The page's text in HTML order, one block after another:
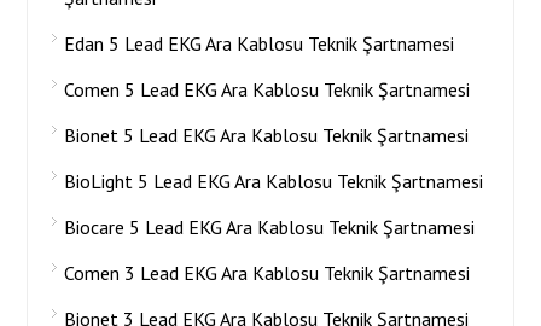
Edan 5 Lead EKG Ara Kablosu Teknik Şartnamesi
Comen 5 Lead EKG Ara Kablosu Teknik Şartnamesi
Bionet 5 Lead EKG Ara Kablosu Teknik Şartnamesi
BioLight 5 Lead EKG Ara Kablosu Teknik Şartnamesi
Biocare 5 Lead EKG Ara Kablosu Teknik Şartnamesi
Comen 3 Lead EKG Ara Kablosu Teknik Şartnamesi
Bionet 3 Lead EKG Ara Kablosu Teknik Şartnamesi